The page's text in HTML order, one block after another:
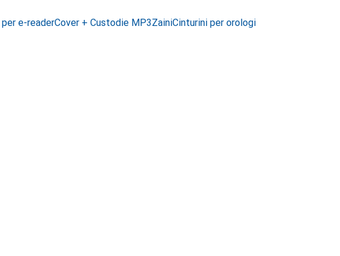
e-readerCover + Custodie MP3ZainiCinturini per orologi